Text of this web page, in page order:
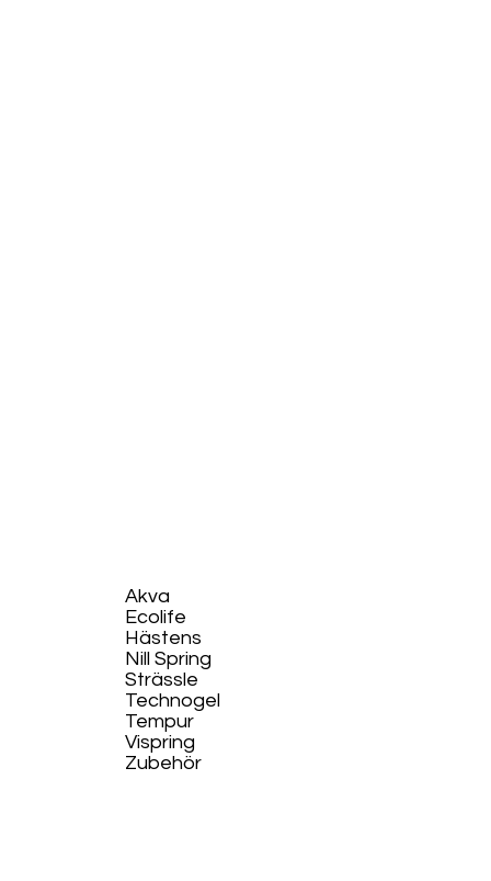
Akva
Ecolife​
Hästens
Nill Spring
Strässle
Technogel
Tempur
Vispring
Zubehör